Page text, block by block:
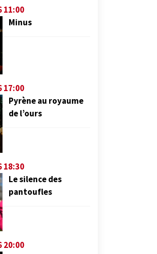
11:00
Minus
17:00
Pyrène au royaume
de l’ours
18:30
Le silence des
pantoufles
20:00